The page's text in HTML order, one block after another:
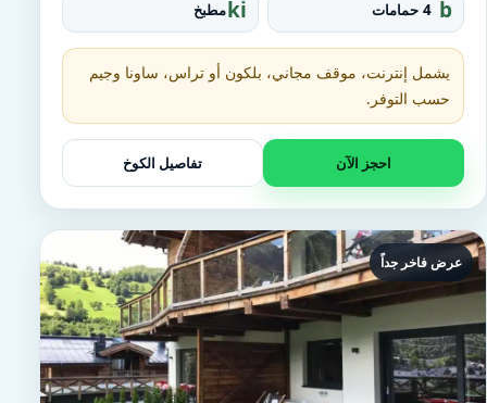
u
p
b
at
h
t
u
b
4 حمامات ki
tc
h
e
مطبخ
يشمل إنترنت، موقف مجاني، بلكون أو تراس، ساونا وجيم
حسب التوفر.
احجز الآن تفاصيل الكوخ
عرض فاخر جداً